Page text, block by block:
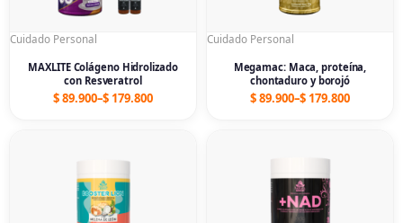
Cuidado Personal
MAXLITE Colágeno Hidrolizado
con Resveratrol
$89.900–$ 179.800
Cuidado Personal
Megamac: Maca, proteína,
chontaduro y borojó
$89.900–$ 179.800
$ 79.900
through
$ 159.800
through
$ 159.800